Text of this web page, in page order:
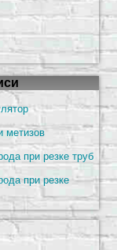
метизов
при резке труб
при резке